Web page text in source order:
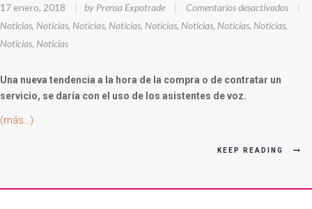
17 enero, 2018 | by Prensa Expotrade | Comentarios desactivadosen
|
Noticias, Noticias, Noticias, Noticias, Noticias, Noticias, Noticias, Noticias,
Noticias, Noticias
Una nueva tendencia a la hora de la compra o de contratar un
servicio, se daría con el uso de los asistentes de voz.
(más…)
KEEP READING